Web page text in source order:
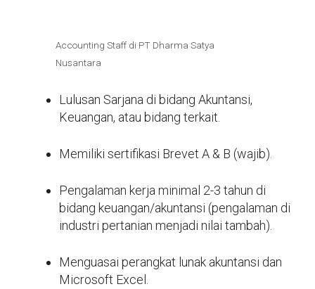
Accounting Staff di PT Dharma Satya
Nusantara
Lulusan Sarjana di bidang Akuntansi,
Keuangan, atau bidang terkait.
Memiliki sertifikasi Brevet A & B (wajib).
Pengalaman kerja minimal 2-3 tahun di
bidang keuangan/akuntansi (pengalaman di
industri pertanian menjadi nilai tambah).
Menguasai perangkat lunak akuntansi dan
Microsoft Excel.